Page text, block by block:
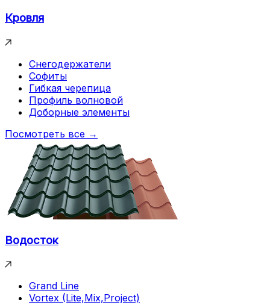
Кровля
Снегодержатели
Софиты
Гибкая черепица
Профиль волновой
Доборные элементы
Посмотреть все →
Водосток
Grand Line
Vortex (Lite,Mix,Project)